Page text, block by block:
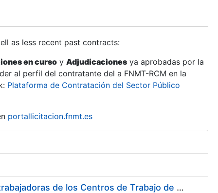
as less recent past contracts:
en curso y Adjudicaciones ya aprobadas por la
al perfil del contratante del a FNMT-RCM en la
Plataforma de Contratación del Sector Público
portallicitacion.fnmt.es
Suministro de Protectores Auditivos a medida para las personas trabajadoras de los Centros de Trabajo de Madrid y Burgos